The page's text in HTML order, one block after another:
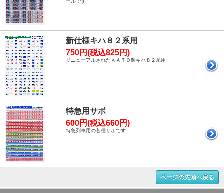
ールです
新仕様キハ８２系用
750円(税込825円)
リニューアルされたＫＡＴＯ製キハ８２系用
特急用サボ
600円(税込660円)
特急列車用の各種サボです
ページの先頭へ戻る